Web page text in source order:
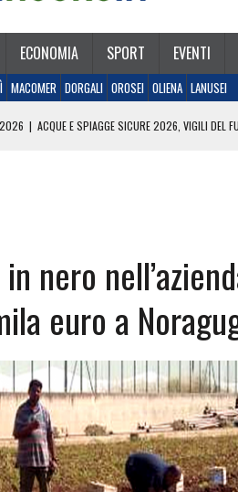
ECONOMIA SPORT EVENTI
MACOMER DORGALI OROSEI OLIENA LANUSEI
| ACQUE E SPIAGGE SICURE 2026, VIGILI DEL
nero
euro a